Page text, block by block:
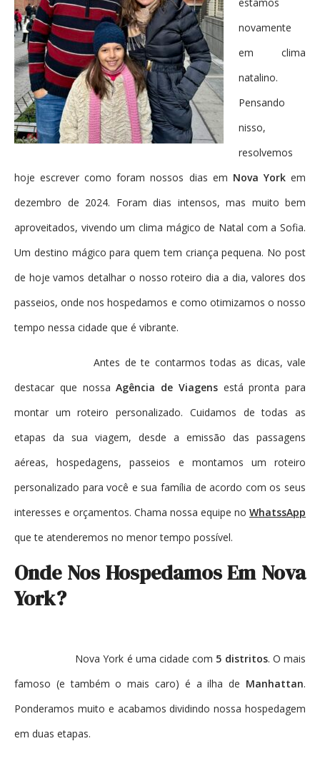
novamente
em clima
natalino.
Pensando
nisso,
resolvemos
hoje escrever como foram nossos dias em Nova Yorkem
dezembro de 2024. Foram dias intensos, mas muito bem
aproveitados, vivendo um clima mágico de Natal com a Sofia.
Um destino mágico para quem tem criança pequena. No post
de hoje vamos detalhar o nosso roteiro dia a dia, valores dos
passeios, onde nos hospedamos e como otimizamos o nosso
tempo nessa cidade que é vibrante.
Antes de te contarmos todas as dicas, vale
destacar que nossaAgência de Viagensestá pronta para
montar um roteiro personalizado. Cuidamos de todas as
etapas da sua viagem, desde a emissão das passagens
aéreas, hospedagens, passeios e montamos um roteiro
personalizado para você e sua família de acordo com os seus
interesses e orçamentos. Chama nossa equipe no WhatssApp
que te atenderemos no menor tempo possível.
Onde Nos Hospedamos Em Nova
York?
Nova York é uma cidade com 5 distritos. O mais
famoso (e também o mais caro) é a ilha de Manhattan.
Ponderamos muito e acabamos dividindo nossa hospedagem
em duas etapas.